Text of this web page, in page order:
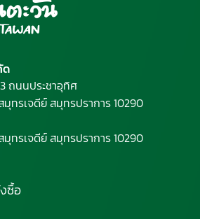
ด
ถนนประชาอุทิศ
มุทรเจดีย์สมุทรปราการ 10290
ทรเจดีย์ สมุทรปราการ 10290
ซื้อ